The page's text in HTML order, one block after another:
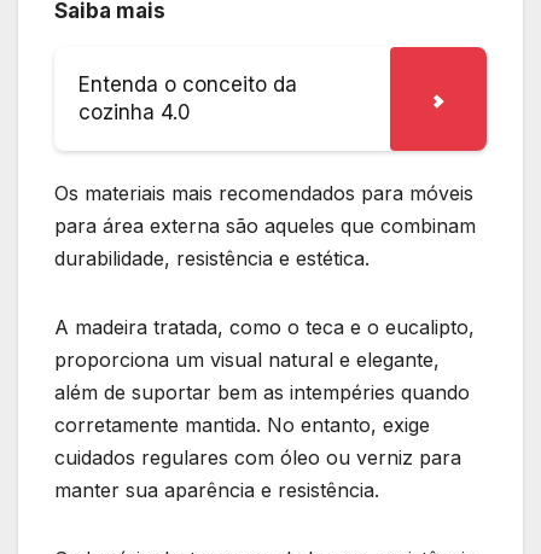
Saiba mais
Entenda o conceito da
cozinha 4.0
Os materiais mais recomendados para móveis
para área externa são aqueles que combinam
durabilidade, resistência e estética.
A madeira tratada, como o teca e o eucalipto,
proporciona um visual natural e elegante,
além de suportar bem as intempéries quando
corretamente mantida. No entanto, exige
cuidados regulares com óleo ou verniz para
manter sua aparência e resistência.